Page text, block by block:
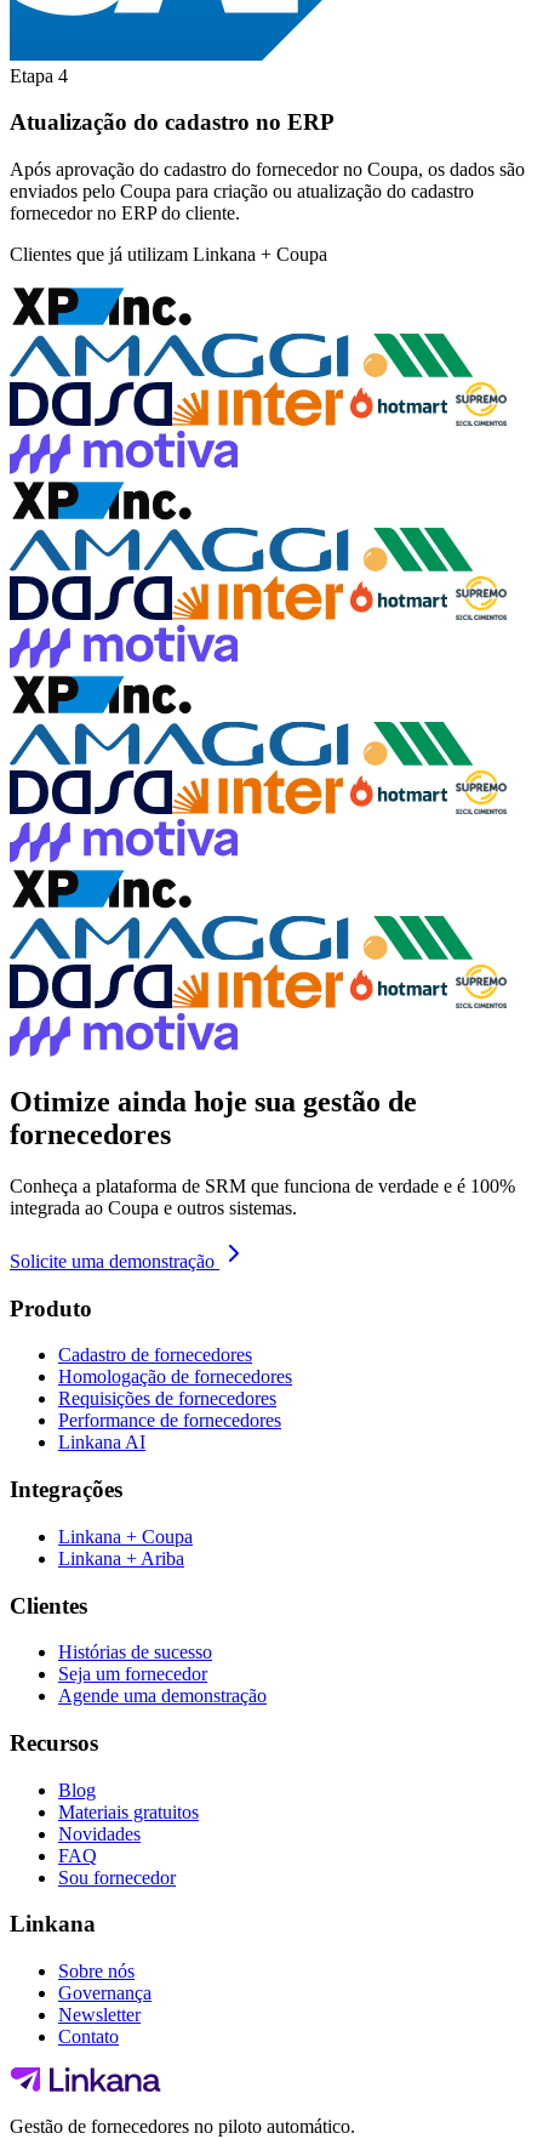
Etapa 4
Atualização do cadastro no ERP
Após aprovação do cadastro do fornecedor no Coupa, os dados são
enviados pelo Coupa para criação ou atualização do cadastro
fornecedor no ERP do cliente.
Clientes que já utilizam Linkana + Coupa
Otimize ainda hoje sua gestão de
fornecedores
Conheça a plataforma de SRM que funciona de verdade e é 100%
integrada ao Coupa e outros sistemas.
Solicite uma demonstração
Produto
Cadastro de fornecedores
Homologação de fornecedores
Requisições de fornecedores
Performance de fornecedores
Linkana AI
Integrações
Linkana + Coupa
Linkana + Ariba
Clientes
Histórias de sucesso
Seja um fornecedor
Agende uma demonstração
Recursos
Blog
Materiais gratuitos
Novidades
FAQ
Sou fornecedor
Linkana
Sobre nós
Governança
Newsletter
Contato
Gestão de fornecedores no piloto automático.